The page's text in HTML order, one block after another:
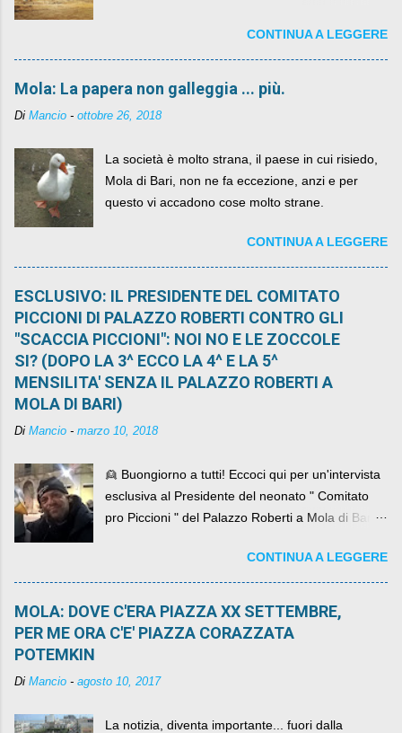
sua lasciandone anche traccia scritta nel web.
CONTINUA A LEGGERE
Mola: La papera non galleggia ... più.
Di Mancio - ottobre 26, 2018
La società è molto strana, il paese in cui risiedo,
Mola di Bari, non ne fa eccezione, anzi e per
questo vi accadono cose molto strane.
CONTINUA A LEGGERE
ESCLUSIVO: IL PRESIDENTE DEL COMITATO
PICCIONI DI PALAZZO ROBERTI CONTRO GLI
"SCACCIA PICCIONI": NOI NO E LE ZOCCOLE
SI? (DOPO LA 3^ ECCO LA 4^ E LA 5^
MENSILITA' SENZA IL PALAZZO ROBERTI A
MOLA DI BARI)
Di Mancio - marzo 10, 2018
👱 Buongiorno a tutti! Eccoci qui per un'intervista
esclusiva al Presidente del neonato " Comitato
pro Piccioni " del Palazzo Roberti a Mola di Bari ,
come definirlo... signor?....CONTINUA A LEGGERE
MOLA: DOVE C'ERA PIAZZA XX SETTEMBRE,
PER ME ORA C'E' PIAZZA CORAZZATA
POTEMKIN
Di Mancio - agosto 10, 2017
La notizia, diventa importante... fuori dalla